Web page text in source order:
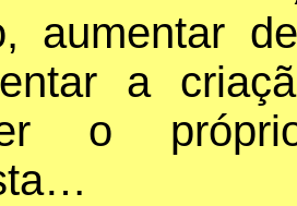
aumentar
a
o